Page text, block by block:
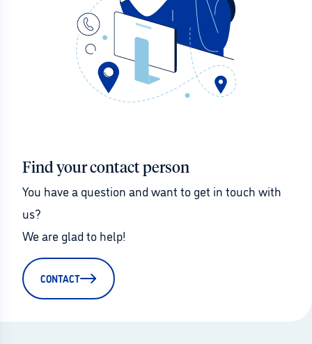
Find your contact person
You have a question and want to get in touch with
us?
We are glad to help!
CONTACT